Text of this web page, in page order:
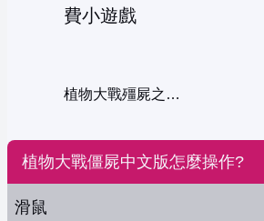
植物大戰殭屍之瘋狂大叔
植物大戰僵屍中文版怎麼操作?
滑鼠